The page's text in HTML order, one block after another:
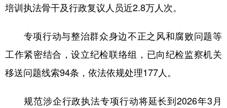
培训执法骨干及行政复议人员近2.8万人次。
专项行动与整治群众身边不正之风和腐败问题等
工作紧密结合，设立纪检联络组，已向纪检监察机关
移送问题线索94条，依法依规处理177人。
规范涉企行政执法专项行动将延长到2026年3月